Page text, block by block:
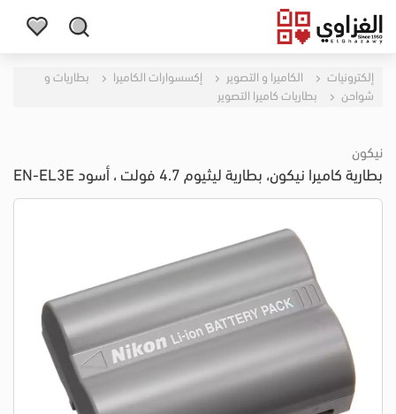
إلكترونيات الكاميرا و التصوير إكسسوارات الكاميرا
بطاريات و
شواحن
بطاريات كاميرا التصوير
نيكون
بطارية كاميرا نيكون، بطارية ليثيوم 4.7 فولت ، أسود EN-EL3E